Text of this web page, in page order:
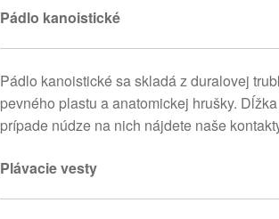
Pádlo kanoistické
Pádlo kanoistické sa skladá z duralovej
pevného plastu a anatomickej hrušky.
prípade núdze na nich nájdete naše
Plávacie vesty